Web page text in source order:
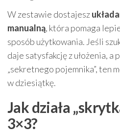
W zestawie dostajesz
manualną, która pomaga
sposób użytkowania. Jeśli
daje satysfakcję z ułożenia, a
„sekretnego pojemnika”, ten
w dziesiątkę.
Jak działa
3×3?